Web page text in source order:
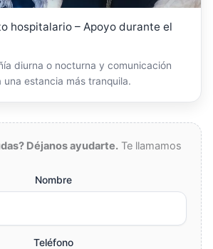
hospitalario – Apoyo durante el
diurna o nocturna y comunicación
una estancia más tranquila.
Déjanos ayudarte. Te llamamos
Nombre
Teléfono